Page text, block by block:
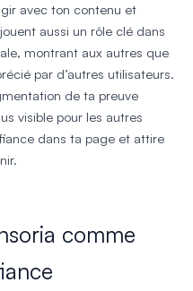
avec ton contenu et
aussi un rôle clé dans
montrant aux autres que
par d’autres utilisateurs.
de ta preuve
visible pour les autres
dans ta page et attire
comme